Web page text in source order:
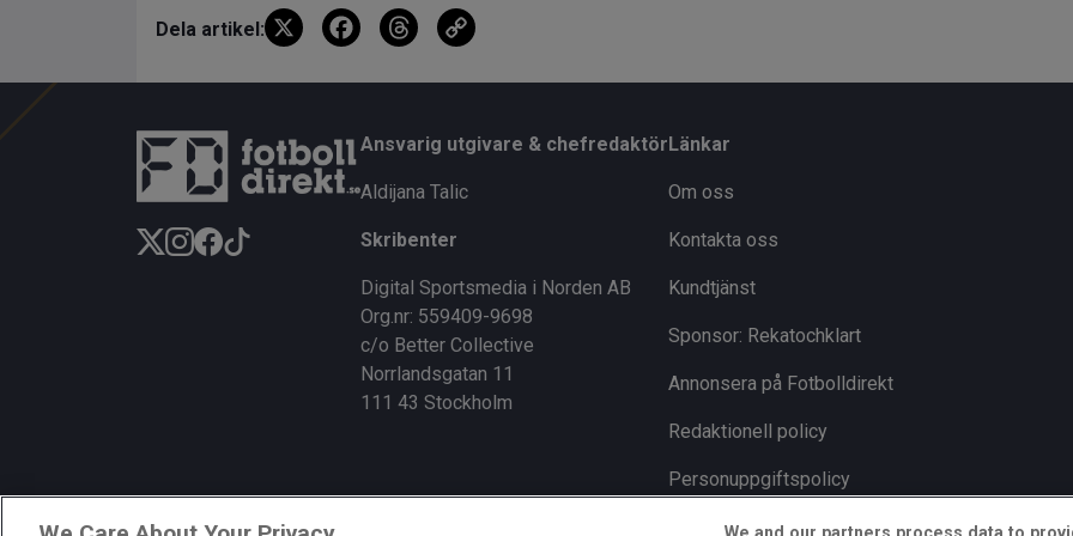
Dela artikel: X
F
b
o
k
T
a
d
Li
Ansvarig utgivare & chefredaktör
Aldijana Talic
Skribenter
Digital Sportsmedia i Norden AB
Org.nr: 559409-9698
c/o Better Collective
Norrlandsgatan 11
111 43 Stockholm
Länkar
Om oss
Kontakta oss
Kundtjänst
Sponsor: Rekatochklart
Annonsera på Fotbolldirekt
Redaktionell policy
Personuppgiftspolicy
Cookiepolicy